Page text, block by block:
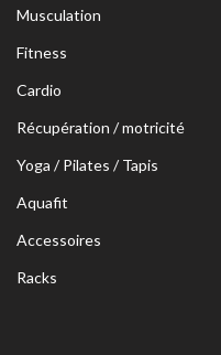
Musculation
Fitness
Cardio
Récupération / motricité
Yoga / Pilates / Tapis
Aquafit
Accessoires
Racks